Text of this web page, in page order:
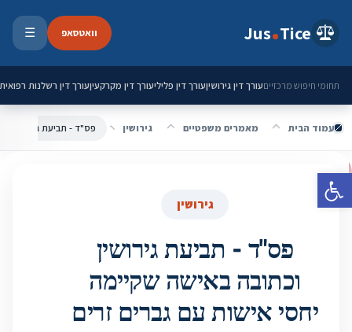
פתח סרגל נגישות
Jus Tice וואטסאפ ☰
תחומי חיפוש מרכזייםעורך דין גירושיןעורך דין פליליעורך דין מקרקעיןעורך דין רשלנות רפואית
עמוד הבית מאמרים משפטיים גירושין
גירושין
פס"ד - תביעת גירושין
וכתובה באישה שקיימה
יחסי אישות עם גברים זרים